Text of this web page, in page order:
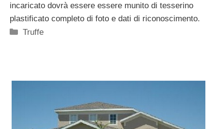
incaricato dovrà essere essere munito di tesserino
plastificato completo di foto e dati di riconoscimento.
Categorie
Truffe